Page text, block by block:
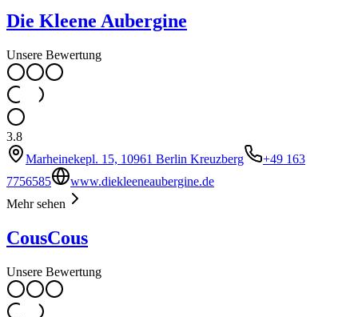
Die Kleene Aubergine
Unsere Bewertung
3.8
Marheinekepl. 15, 10961 Berlin Kreuzberg
+49 163
7756585
www.diekleeneaubergine.de
Mehr sehen
CousCous
Unsere Bewertung